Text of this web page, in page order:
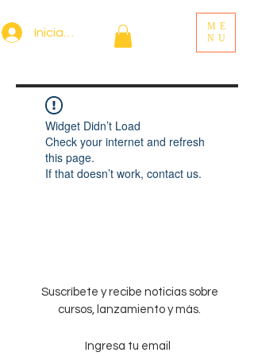
Iniciar sesión
ME
NU
Widget Didn’t Load
Check your internet and refresh
this page.
If that doesn’t work, contact us.
Suscríbete y recibe noticias sobre
cursos, lanzamiento y más.